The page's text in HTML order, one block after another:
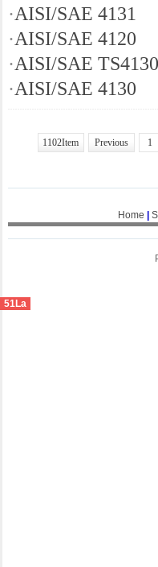
·AISI/SAE 4131
·AISI/SAE 4120
·AISI/SAE TS4130
·AISI/SAE 4130
1102Item Previous 1
Home
51La